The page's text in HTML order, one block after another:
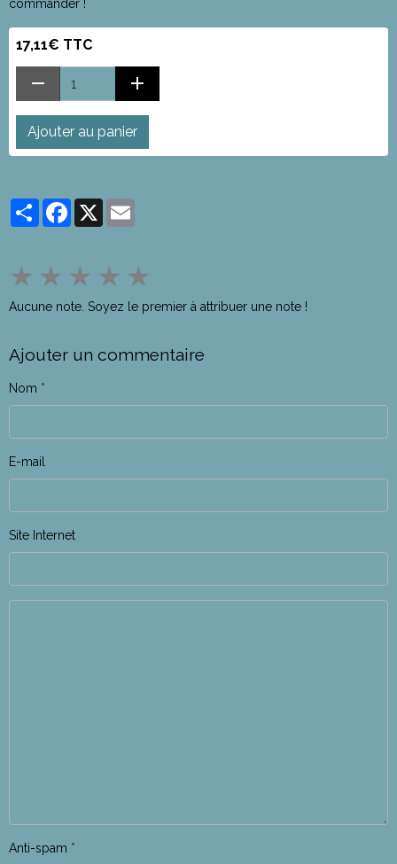
commander !
17,11€ TTC
Ajouter au panier
PartagerFacebook
★ ★ ★ ★ ★
Aucune note. Soyez le premier à attribuer une note !
Ajouter un commentaire
Nom
E-mail
Site Internet
Anti-spam